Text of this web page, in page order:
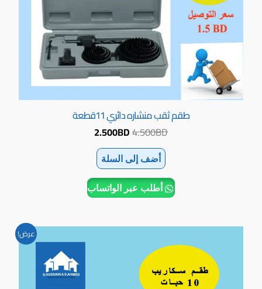
طقم ثقب منشاره دائري 11قطعة
4.500BD
2.500BD
أضف إلى السلة
أطلب عبر الواتساب
عرض! السعر السعر
الحالي
1.000BD.